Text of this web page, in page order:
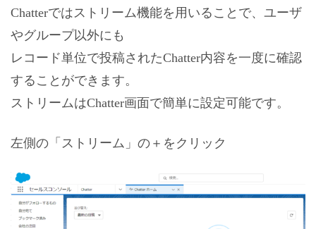
Chatterではストリーム機能を用いることで、ユーザ
やグループ以外にも
レコード単位で投稿されたChatter内容を一度に確認
することができます。
ストリームはChatter画面で簡単に設定可能です。
左側の「ストリーム」の＋をクリック